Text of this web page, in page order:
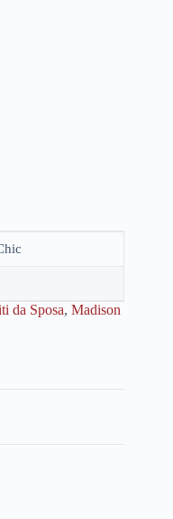
da Sposa, Madison